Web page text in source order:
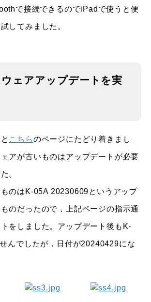
で接続できるのでiPadで使うと便
してみました。
ェアアップデートを実
こちらのページにたどり着きまし
アが古いものはアップデートが必要
。
のはK-05A 20230609というアップ
のだったので，上記ページの指示通
をしました。アップデート後もK-
んでしたが，日付が20240429にな